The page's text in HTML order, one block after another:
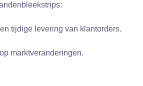
tijdige levering van klantorders.
marktveranderingen.